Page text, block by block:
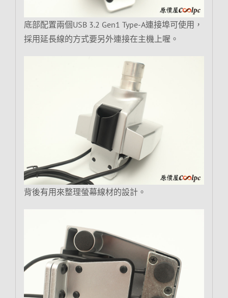
底部配置兩個USB 3.2 Gen1 Type-A連接埠可使用，
採用延長線的方式要另外連接在主機上喔。
背後有用來整理螢幕線材的設計。